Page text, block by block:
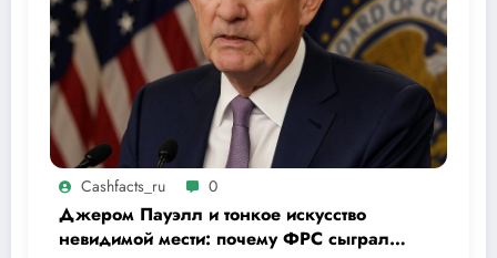
Cashfacts_ru 0
Джером Пауэлл и тонкое искусство
невидимой мести: почему ФРС сыграла